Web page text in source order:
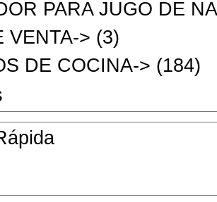
PARA JUGO DE
VENTA-> (3)
DE COCINA-> (184)